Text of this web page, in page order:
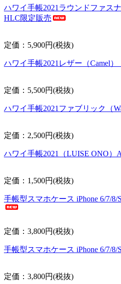
ハワイ手帳2021ラウンドファスナ
HLC限定販売
定価：5,900円(税抜)
ハワイ手帳2021レザー（Camel
定価：5,500円(税抜)
ハワイ手帳2021ファブリック（
定価：2,500円(税抜)
ハワイ手帳2021（LUISE ONO）
定価：1,500円(税抜)
手帳型スマホケース iPhone 6/7/8/
定価：3,800円(税抜)
手帳型スマホケース iPhone 6/7/8/
定価：3,800円(税抜)